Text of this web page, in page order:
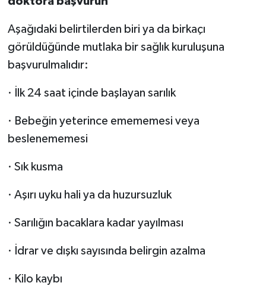
Aşağıdaki belirtilerden biri ya da birkaçı
görüldüğünde mutlaka bir sağlık kuruluşuna
başvurulmalıdır:
· İlk 24 saat içinde başlayan sarılık
· Bebeğin yeterince emememesi veya
beslenememesi
· Sık kusma
· Aşırı uyku hali ya da huzursuzluk
· Sarılığın bacaklara kadar yayılması
· İdrar ve dışkı sayısında belirgin azalma
· Kilo kaybı